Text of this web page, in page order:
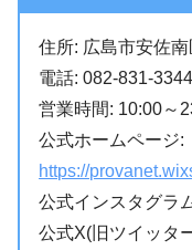
住所: 広島市安佐
電話: 082-831-3344
営業時間: 10:00～
公式ホームページ:
https://
公式インスタグラ
公式X(旧ツイッタ